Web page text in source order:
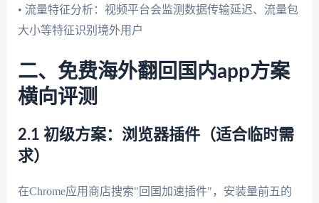
• 流量特征分析：视频平台会监测数据传输延迟、流量包
大小等特征识别境外用户
二、免费海外翻回国内app方案
横向评测
2.1 初级方案：浏览器插件（适合临时需
求）
在Chrome应用商店搜索"回国加速插件"，安装量前五的